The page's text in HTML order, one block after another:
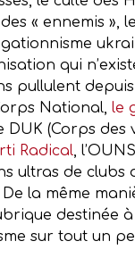
« ennemis
qui
pullulent
National, le
(Corps
Radical,
ultras de clubs
la même
destinée
sur tout un